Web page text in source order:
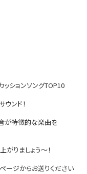
ッションソングTOP10
ウンド！
が特徴的な楽曲を
りましょう～！
ージからお送りください